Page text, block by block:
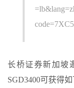
长桥证券新加坡
SGD3400可获得